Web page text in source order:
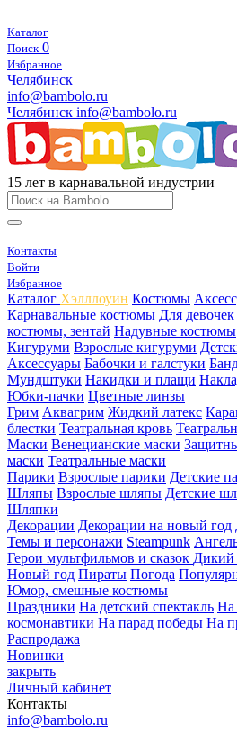
Каталог
Поиск 0
Избранное
Челябинск
info@bambolo.ru
Челябинск info@bambolo.ru
15 лет в карнавальной индустрии
Контакты
Войти
Избранное
Каталог Хэлллоуин Костюмы
Карнавальные костюмы Для девочек
костюмы, зентай Надувные костюмы
Кигуруми Взрослые кигуруми
Аксессуары Бабочки и галстуки
Мундштуки Накидки и плащи
Юбки-пачки Цветные линзы
Грим Аквагрим Жидкий латекс
блестки Театральная кровь
Маски Венецианские маски
маски Театральные маски
Парики Взрослые парики Детские
Шляпы Взрослые шляпы Детские
Шляпки
Декорации Декорации на новый год
Темы и персонажи Steampunk
Герои мультфильмов и сказок Дикий
Новый год Пираты Погода
Юмор, смешные костюмы
Праздники На детский спектакль На
космонавтики На парад победы На
Распродажа
Новинки
закрыть
Личный кабинет
Контакты
info@bambolo.ru